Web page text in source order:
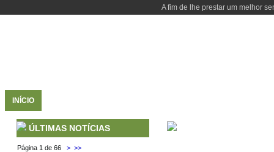
A fim de lhe prestar um melhor
INÍCIO
ÚLTIMAS NOTÍCIAS
Página 1 de 66 > >>